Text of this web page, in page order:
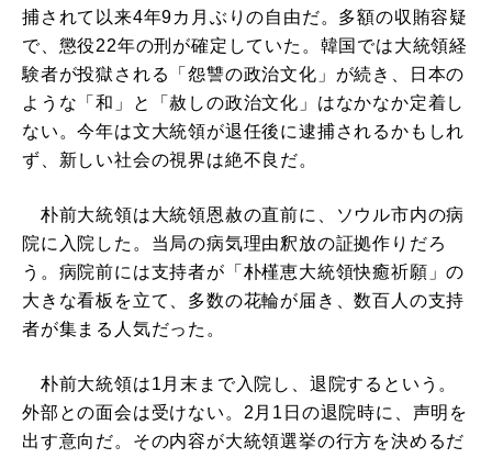
捕されて以来4年9カ月ぶりの自由だ。多額の収賄容疑
で、懲役22年の刑が確定していた。韓国では大統領経
験者が投獄される「怨讐の政治文化」が続き、日本の
ような「和」と「赦しの政治文化」はなかなか定着し
ない。今年は文大統領が退任後に逮捕されるかもしれ
ず、新しい社会の視界は絶不良だ。
朴前大統領は大統領恩赦の直前に、ソウル市内の病
院に入院した。当局の病気理由釈放の証拠作りだろ
う。病院前には支持者が「朴槿恵大統領快癒祈願」の
大きな看板を立て、多数の花輪が届き、数百人の支持
者が集まる人気だった。
朴前大統領は1月末まで入院し、退院するという。
外部との面会は受けない。2月1日の退院時に、声明を
出す意向だ。その内容が大統領選挙の行方を決めるだ